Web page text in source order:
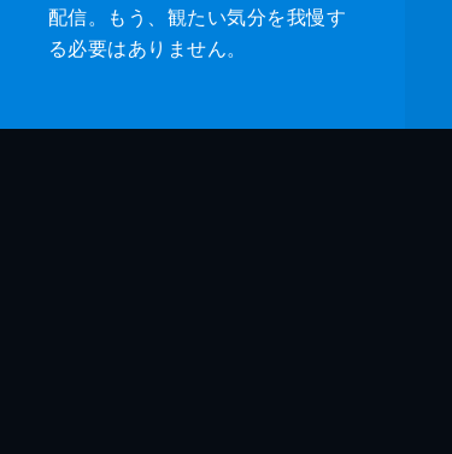
配信。もう、観たい気分を我慢す
る必要はありません。